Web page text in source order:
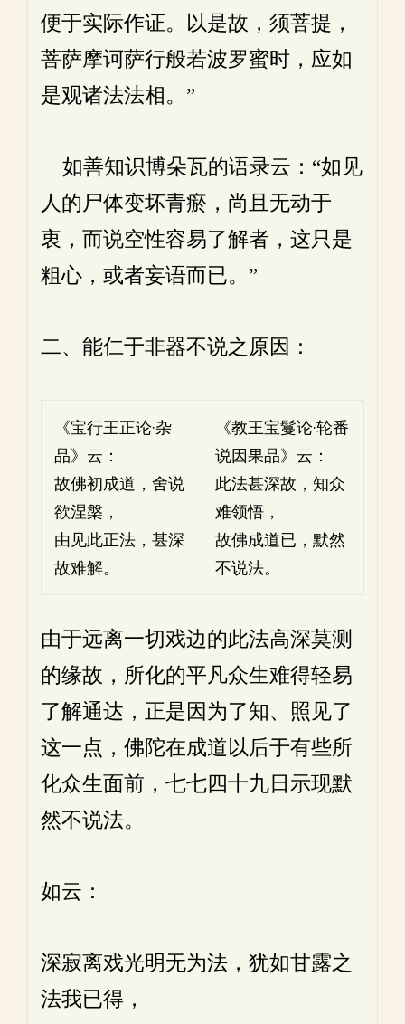
便于实际作证。以是故，须菩提，
菩萨摩诃萨行般若波罗蜜时，应如
是观诸法法相。”
如善知识博朵瓦的语录云：“如见
人的尸体变坏青瘀，尚且无动于
衷，而说空性容易了解者，这只是
粗心，或者妄语而已。”
二、能仁于非器不说之原因：
《宝行王正论·杂
品》云：
故佛初成道，舍说
欲涅槃，
由见此正法，甚深
故难解。
《教王宝鬘论·轮番
说因果品》云：
此法甚深故，知众
难领悟，
故佛成道已，默然
不说法。
由于远离一切戏边的此法高深莫测
的缘故，所化的平凡众生难得轻易
了解通达，正是因为了知、照见了
这一点，佛陀在成道以后于有些所
化众生面前，七七四十九日示现默
然不说法。
如云：
深寂离戏光明无为法，犹如甘露之
法我已得，